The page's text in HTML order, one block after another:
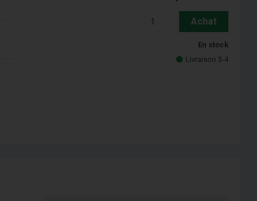
Achat
En stock
Livraison 3-4